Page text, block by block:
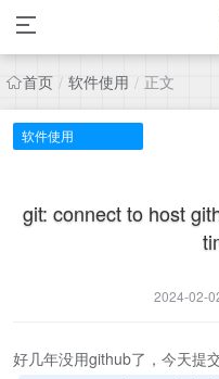
首页 / 软件使用 / 正文
软件使用
git: connect to host
2024-02-
好几年没用github了，今天提